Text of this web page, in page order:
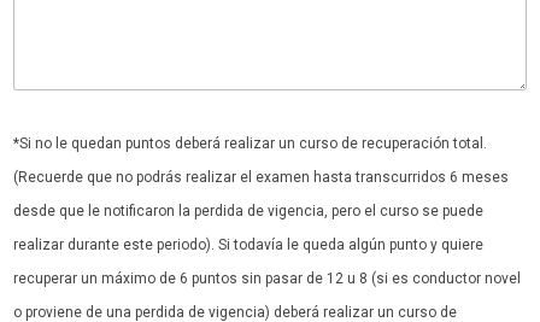
*Si no le quedan puntos deberá realizar un curso de recuperación total.
(Recuerde que no podrás realizar el examen hasta transcurridos 6 meses
desde que le notificaron la perdida de vigencia, pero el curso se puede
realizar durante este periodo). Si todavía le queda algún punto y quiere
recuperar un máximo de 6 puntos sin pasar de 12 u 8 (si es conductor novel
o proviene de una perdida de vigencia) deberá realizar un curso de